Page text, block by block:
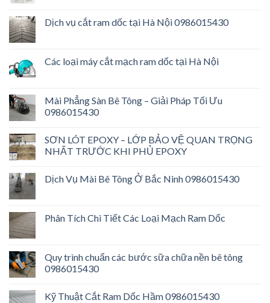
Dịch vụ cắt ram dốc tại Hà Nội 0986015430
Các loại máy cắt mạch ram dốc tại Hà Nội
Mài Phẳng Sàn Bê Tông – Giải Pháp Tối Ưu
0986015430
SƠN LÓT EPOXY – LỚP BẢO VỆ QUAN TRỌNG
NHẤT TRƯỚC KHI PHỦ EPOXY
Dịch Vụ Mài Bê Tông Ở Bắc Ninh 0986015430
Phân Tích Chi Tiết Các Loại Mạch Ram Dốc
Quy trình chuẩn các bước sữa chữa nền bê tông
0986015430
Kỹ Thuật Cắt Ram Dốc Hầm 0986015430